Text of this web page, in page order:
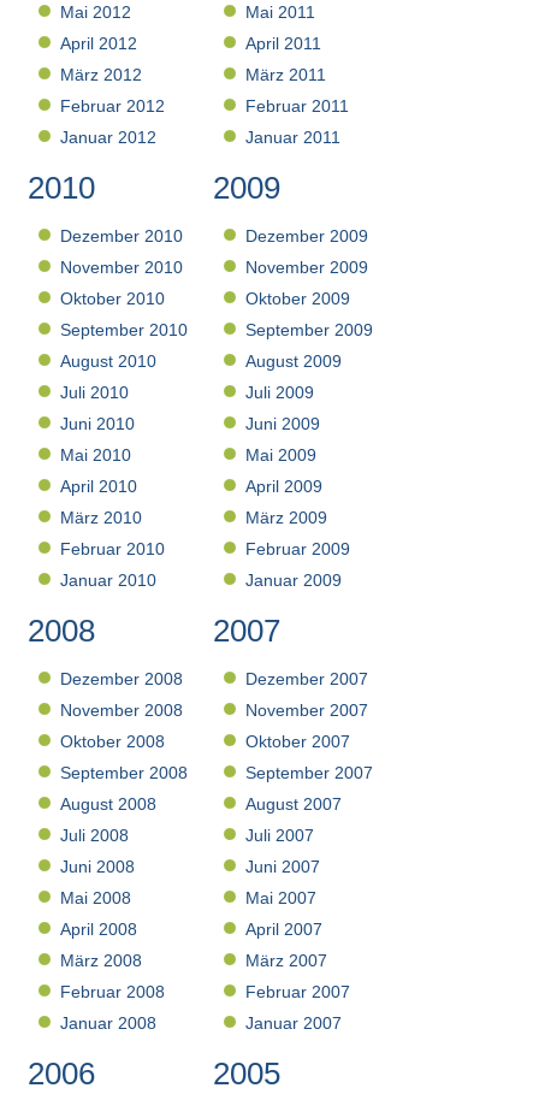
Mai 2012
April 2012
März 2012
Februar 2012
Januar 2012
Mai 2011
April 2011
März 2011
Februar 2011
Januar 2011
2010
Dezember 2010
November 2010
Oktober 2010
September 2010
August 2010
Juli 2010
Juni 2010
Mai 2010
April 2010
März 2010
Februar 2010
Januar 2010
2009
Dezember 2009
November 2009
Oktober 2009
September 2009
August 2009
Juli 2009
Juni 2009
Mai 2009
April 2009
März 2009
Februar 2009
Januar 2009
2008
Dezember 2008
November 2008
Oktober 2008
September 2008
August 2008
Juli 2008
Juni 2008
Mai 2008
April 2008
März 2008
Februar 2008
Januar 2008
2007
Dezember 2007
November 2007
Oktober 2007
September 2007
August 2007
Juli 2007
Juni 2007
Mai 2007
April 2007
März 2007
Februar 2007
Januar 2007
2006 2005